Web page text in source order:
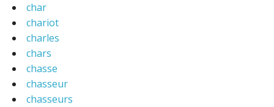
char
chariot
charles
chars
chasse
chasseur
chasseurs